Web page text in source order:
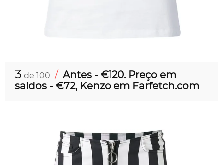
3 de 100 / Antes - €120. Preço em
saldos - €72, Kenzo em Farfetch.com